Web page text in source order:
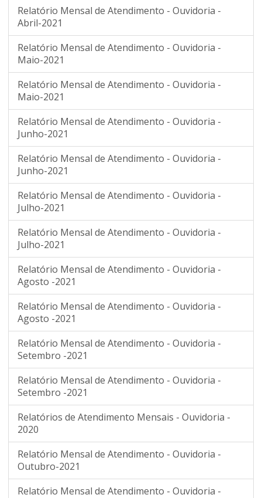
Relatório Mensal de Atendimento - Ouvidoria -
Abril-2021
Relatório Mensal de Atendimento - Ouvidoria -
Maio-2021
Relatório Mensal de Atendimento - Ouvidoria -
Maio-2021
Relatório Mensal de Atendimento - Ouvidoria -
Junho-2021
Relatório Mensal de Atendimento - Ouvidoria -
Junho-2021
Relatório Mensal de Atendimento - Ouvidoria -
Julho-2021
Relatório Mensal de Atendimento - Ouvidoria -
Julho-2021
Relatório Mensal de Atendimento - Ouvidoria -
Agosto -2021
Relatório Mensal de Atendimento - Ouvidoria -
Agosto -2021
Relatório Mensal de Atendimento - Ouvidoria -
Setembro -2021
Relatório Mensal de Atendimento - Ouvidoria -
Setembro -2021
Relatórios de Atendimento Mensais - Ouvidoria -
2020
Relatório Mensal de Atendimento - Ouvidoria -
Outubro-2021
Relatório Mensal de Atendimento - Ouvidoria -